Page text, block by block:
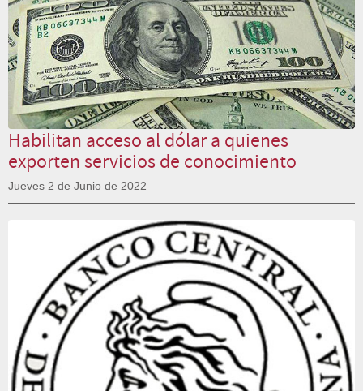
Habilitan acceso al dólar a quienes
exporten servicios de conocimiento
Jueves 2 de Junio de 2022